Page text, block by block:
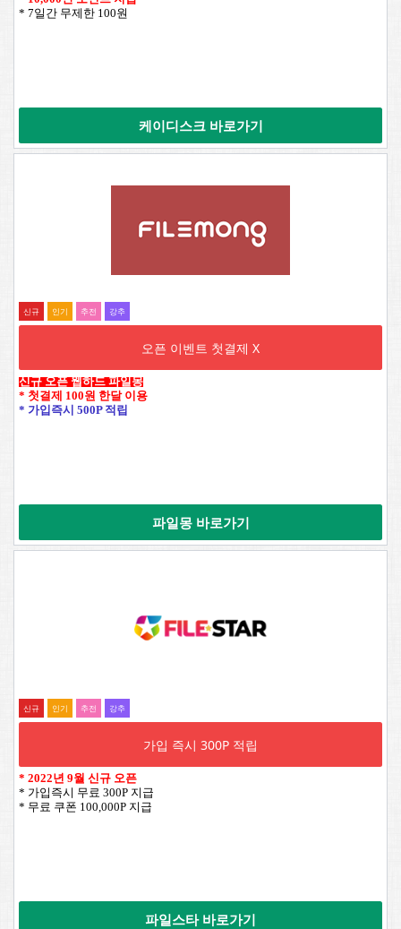
* 7일간 무제한 100원
케이디스크 바로가기
신규 인기 추전 강추
오픈 이벤트 첫결제 X
신규 오픈 웹하드 파일몽
* 첫결제 100원 한달 이용
* 가입즉시 500P 적립
파일몽 바로가기
신규 인기 추전 강추
가입 즉시 300P 적립
* 2022년 9월 신규 오픈
* 가입즉시 무료 300P 지급
* 무료 쿠폰 100,000P 지급
파일스타 바로가기